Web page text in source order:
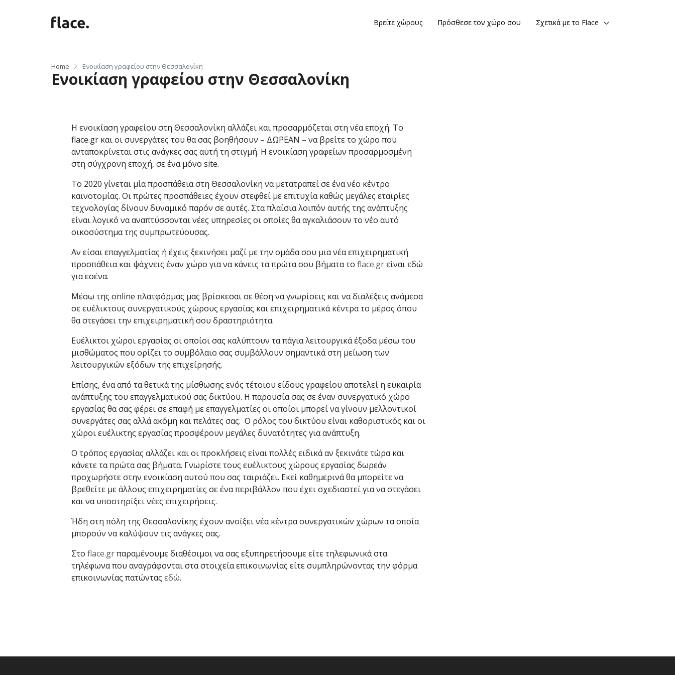
Βρείτε χώρους Πρόσθεσε τον χώρο σου Σχετικά με το Flace
Home Ενοικίαση γραφείου στην Θεσσαλονίκη
Ενοικίαση γραφείου στην Θεσσαλονίκη
Η ενοικίαση γραφείου στη Θεσσαλονίκη αλλάζει και προσαρμόζεται στη νέα εποχή. Το
flace.gr και οι συνεργάτες του θα σας βοηθήσουν – ΔΩΡΕΑΝ – να βρείτε το χώρο που
ανταποκρίνεται στις ανάγκες σας αυτή τη στιγμή. Η ενοικίαση γραφείων προσαρμοσμένη
στη σύγχρονη εποχή, σε ένα μόνο site.
Το 2020 γίνεται μία προσπάθεια στη Θεσσαλονίκη να μετατραπεί σε ένα νέο κέντρο
καινοτομίας. Οι πρώτες προσπάθειες έχουν στεφθεί με επιτυχία καθώς μεγάλες εταιρίες
τεχνολογίας δίνουν δυναμικό παρόν σε αυτές. Στα πλαίσια λοιπόν αυτής της ανάπτυξης
είναι λογικό να αναπτύσσονται νέες υπηρεσίες οι οποίες θα αγκαλιάσουν το νέο αυτό
οικοσύστημα της συμπρωτεύουσας.
Αν είσαι επαγγελματίας ή έχεις ξεκινήσει μαζί με την ομάδα σου μια νέα επιχειρηματική
προσπάθεια και ψάχνεις έναν χώρο για να κάνεις τα πρώτα σου βήματα το flace.grείναι εδώ
για εσένα.
Μέσω της online πλατφόρμας μας βρίσκεσαι σε θέση να γνωρίσεις και να διαλέξεις ανάμεσα
σε ευέλικτους συνεργατικούς χώρους εργασίας και επιχειρηματικά κέντρα το μέρος όπου
θα στεγάσει την επιχειρηματική σου δραστηριότητα.
Ευέλικτοι χώροι εργασίας οι οποίοι σας καλύπτουν τα πάγια λειτουργικά έξοδα μέσω του
μισθώματος που ορίζει το συμβόλαιο σας συμβάλλουν σημαντικά στη μείωση των
λειτουργικών εξόδων της επιχείρησής.
Επίσης, ένα από τα θετικά της μίσθωσης ενός τέτοιου είδους γραφείου αποτελεί η ευκαιρία
ανάπτυξης του επαγγελματικού σας δικτύου. Η παρουσία σας σε έναν συνεργατικό χώρο
εργασίας θα σας φέρει σε επαφή με επαγγελματίες οι οποίοι μπορεί να γίνουν μελλοντικοί
συνεργάτες σας αλλά ακόμη και πελάτες σας. Ο ρόλος του δικτύου είναι καθοριστικός και οι
χώροι ευέλικτης εργασίας προσφέρουν μεγάλες δυνατότητες για ανάπτυξη.
Ο τρόπος εργασίας αλλάζει και οι προκλήσεις είναι πολλές ειδικά αν ξεκινάτε τώρα και
κάνετε τα πρώτα σας βήματα. Γνωρίστε τους ευέλικτους χώρους εργασίας δωρεάν
προχωρήστε στην ενοικίαση αυτού που σας ταιριάζει. Εκεί καθημερινά θα μπορείτε να
βρεθείτε με άλλους επιχειρηματίες σε ένα περιβάλλον που έχει σχεδιαστεί για να στεγάσει
και να υποστηρίξει νέες επιχειρήσεις.
Ήδη στη πόλη της Θεσσαλονίκης έχουν ανοίξει νέα κέντρα συνεργατικών χώρων τα οποία
μπορούν να καλύψουν τις ανάγκες σας.
Στο flace.grπαραμένουμε διαθέσιμοι να σας εξυπηρετήσουμε είτε τηλεφωνικά στα
τηλέφωνα που αναγράφονται στα στοιχεία επικοινωνίας είτε συμπληρώνοντας την φόρμα
επικοινωνίας πατώντας εδώ.